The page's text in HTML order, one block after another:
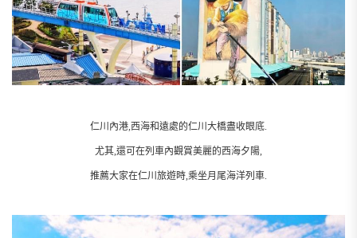
仁川內港,西海和遠處的仁川大橋盡收眼底.
尤其,還可在列車內觀賞美麗的西海夕陽,
推薦大家在仁川旅遊時,乘坐月尾海洋列車.